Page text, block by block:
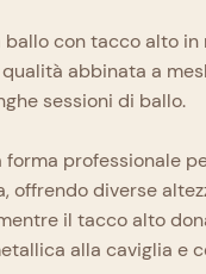
con tacco alto in
abbinata a
sessioni di ballo.
forma professionale
offrendo diverse
il tacco alto
alla caviglia e